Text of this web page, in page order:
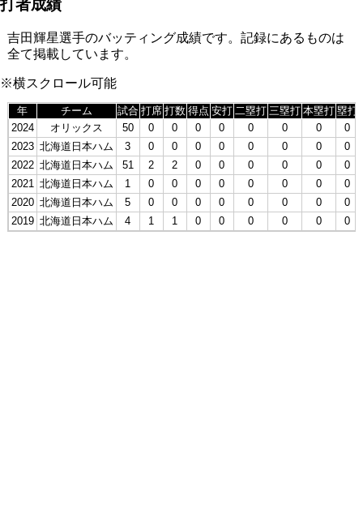
打者成績
吉田輝星選手のバッティング成績です。記録にあるものは
全て掲載しています。
※横スクロール可能
年 チーム 試合 打席 打数 得点 安打 二塁打 三塁打 本塁打 塁打
2024
オリックス 50 0 0 0 0 0 0 0
0
2023 北海道日本ハム 3 0 0 0 0 0 0 0
0
2022 北海道日本ハム 51 2 2 0 0 0 0 0
0
2021 北海道日本ハム 1 0 0 0 0 0 0 0
0
2020 北海道日本ハム 5 0 0 0 0 0 0 0
0
2019 北海道日本ハム 4 1 1 0 0 0 0 0 0